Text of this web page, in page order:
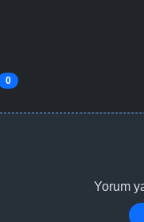
0
Yorum